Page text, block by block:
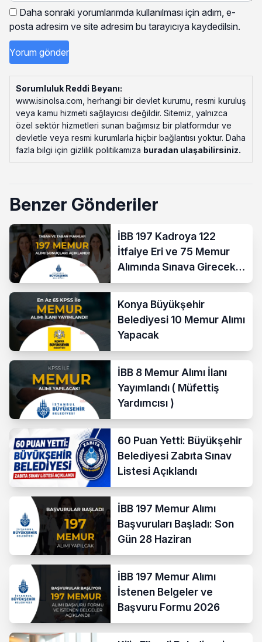
Daha sonraki yorumlarımda kullanılması için adım, e-
posta adresim ve site adresim bu tarayıcıya kaydedilsin.
Sorumluluk Reddi Beyanı:
www.isinolsa.com, herhangi bir devlet kurumu, resmi kuruluş
veya kamu hizmeti sağlayıcısı değildir. Sitemiz, yalnızca
özel sektör hizmetleri sunan bağımsız bir platformdur ve
devletle veya resmi kurumlarla hiçbir bağlantısı yoktur. Daha
fazla bilgi için gizlilik politikamıza buradan ulaşabilirsiniz.
Benzer Gönderiler
İBB 197 Kadroya 122
İtfaiye Eri ve 75 Memur
Alımında Sınava Girecek
712 Aday Belli Oldu
Konya Büyükşehir
Belediyesi 10 Memur Alımı
Yapacak
İBB 8 Memur Alımı İlanı
Yayımlandı ( Müfettiş
Yardımcısı )
60 Puan Yetti: Büyükşehir
Belediyesi Zabıta Sınav
Listesi Açıklandı
İBB 197 Memur Alımı
Başvuruları Başladı: Son
Gün 28 Haziran
İBB 197 Memur Alımı
İstenen Belgeler ve
Başvuru Formu 2026